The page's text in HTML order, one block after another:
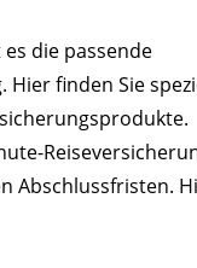
die passende
Hier finden Sie
Abschlussfristen.